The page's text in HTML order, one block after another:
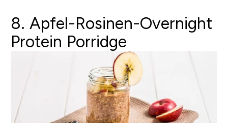
8. Apfel-Rosinen-Overnight
Protein Porridge